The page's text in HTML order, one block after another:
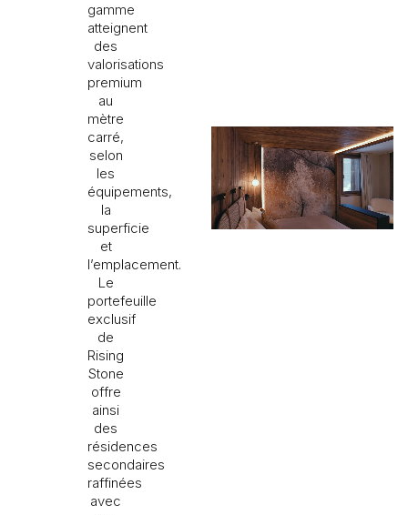
gamme
atteignent
des
valorisations
premium
au
mètre
carré,
selon
les
équipements,
la
superficie
et
l’emplacement.
Le
portefeuille
exclusif
de
Rising
Stone
offre
ainsi
des
résidences
secondaires
raffinées
avec